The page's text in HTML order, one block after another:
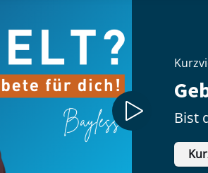
Bist